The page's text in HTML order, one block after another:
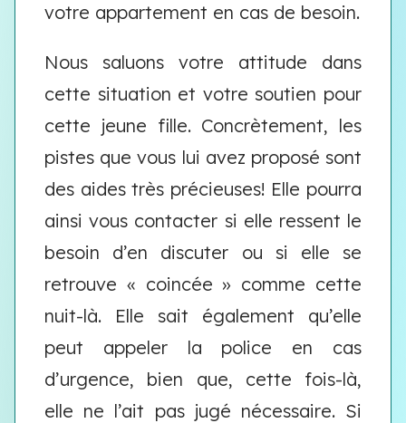
votre appartement en cas de besoin.
Nous saluons votre attitude dans
cette situation et votre soutien pour
cette jeune fille. Concrètement, les
pistes que vous lui avez proposé sont
des aides très précieuses! Elle pourra
ainsi vous contacter si elle ressent le
besoin d’en discuter ou si elle se
retrouve « coincée » comme cette
nuit-là. Elle sait également qu’elle
peut appeler la police en cas
d’urgence, bien que, cette fois-là,
elle ne l’ait pas jugé nécessaire. Si